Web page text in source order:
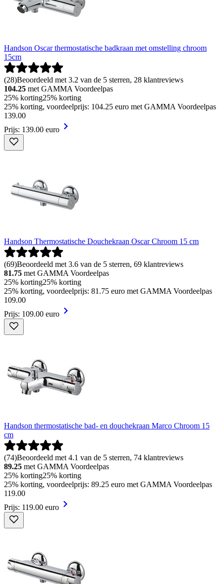
Handson Oscar thermostatische badkraan met omstelling chroom
15cm
(28)Beoordeeld met 3.2 van de 5 sterren, 28 klantreviews
104.25 met GAMMA Voordeelpas
25% korting25% korting
25% korting, voordeelprijs: 104.25 euro met GAMMA Voordeelpas
139.00
Prijs: 139.00 euro
Handson Thermostatische Douchekraan Oscar Chroom 15 cm
(69)Beoordeeld met 3.6 van de 5 sterren, 69 klantreviews
81.75 met GAMMA Voordeelpas
25% korting25% korting
25% korting, voordeelprijs: 81.75 euro met GAMMA Voordeelpas
109.00
Prijs: 109.00 euro
Handson thermostatische bad- en douchekraan Marco Chroom 15
cm
(74)Beoordeeld met 4.1 van de 5 sterren, 74 klantreviews
89.25 met GAMMA Voordeelpas
25% korting25% korting
25% korting, voordeelprijs: 89.25 euro met GAMMA Voordeelpas
119.00
Prijs: 119.00 euro